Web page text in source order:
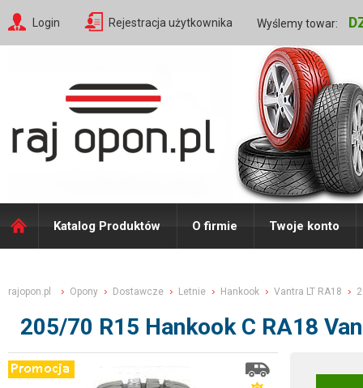
Login Rejestracja użytkownika Wyślemy towar:
Katalog Produktów O firmie Twoje konto
rajopon.pl Opony Dostawcze Letnie Hankook Vantra LT RA18
205/70 R15 Hankook C RA18